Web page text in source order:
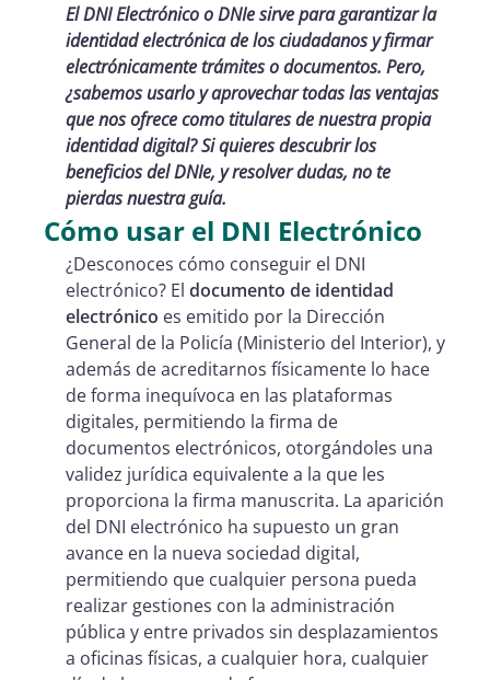
El DNI Electrónico o DNIe sirve para garantizar la
identidad electrónica de los ciudadanos y firmar
electrónicamente trámites o documentos. Pero,
¿sabemos usarlo y aprovechar todas las ventajas
que nos ofrece como titulares de nuestra propia
identidad digital? Si quieres descubrir los
beneficios del DNIe, y resolver dudas, no te
pierdas nuestra guía.
Cómo usar el DNI Electrónico
¿Desconoces cómo conseguir el DNI
electrónico? El documento de identidad
electrónico es emitido por la Dirección
General de la Policía (Ministerio del Interior), y
además de acreditarnos físicamente lo hace
de forma inequívoca en las plataformas
digitales, permitiendo la firma de
documentos electrónicos, otorgándoles una
validez jurídica equivalente a la que les
proporciona la firma manuscrita. La aparición
del DNI electrónico ha supuesto un gran
avance en la nueva sociedad digital,
permitiendo que cualquier persona pueda
realizar gestiones con la administración
pública y entre privados sin desplazamientos
a oficinas físicas, a cualquier hora, cualquier